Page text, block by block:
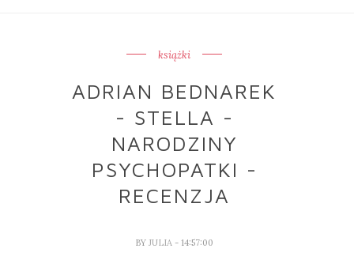
książki
ADRIAN BEDNAREK
- STELLA -
NARODZINY
PSYCHOPATKI -
RECENZJA
BYJULIA - 14:57:00